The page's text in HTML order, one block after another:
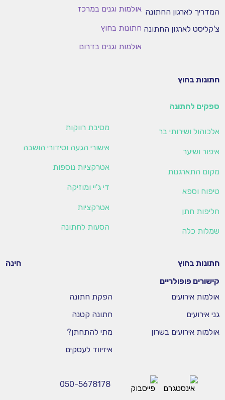
אולמות וגנים במרכז
חתונות בחוץ
אולמות וגנים בדרום
חתונות בחוץ
ספקים לחתונה
אלכוהול ושירותי בר
איפור ושיער
מקום התארגנות
טיפוח וספא
חליפות חתן
שמלות כלה
מסיבת רווקות
אישורי הגעה וסידורי הושבה
אטרקציות נוספות
די ג'יי ומוזיקה
אטרקציות
הסעות לחתונה
המדריך לארגון החתונה
צ'קליסט לארגון החתונה
חתונות בחוץ חינה
קישורים פופולריים
אולמות אירועים
גני אירועים
אולמות אירועים בשרון
הפקת חתונה
חתונה קטנה
מתי להתחתן?
איזיווד לעסקים
050-5678178